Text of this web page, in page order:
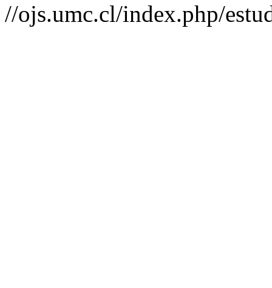
//ojs.umc.cl/index.php/